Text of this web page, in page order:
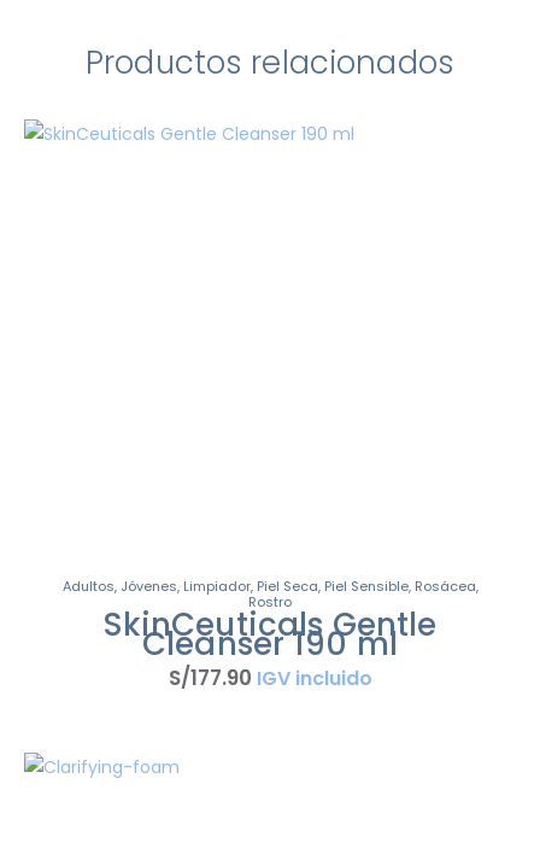
Productos relacionados
Adultos, Jóvenes, Limpiador, Piel Seca, Piel Sensible, Rosácea,
Rostro
SkinCeuticals Gentle
Cleanser 190 ml
S/177.90 IGV incluido